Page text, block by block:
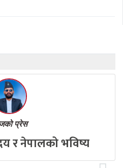
प्रेस
र नेपालको भविष्य